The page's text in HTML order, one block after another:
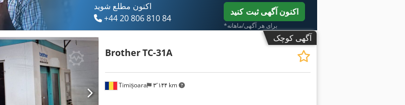
اکنون مطلع شوید
+44 20 806 810 84
اکنون آگهی ثبت کنید
*برای هر آگهی/ماهانه
آگهی کوچک
Timișoara ۳٬۱۴۴ km
BrotherTC-31A